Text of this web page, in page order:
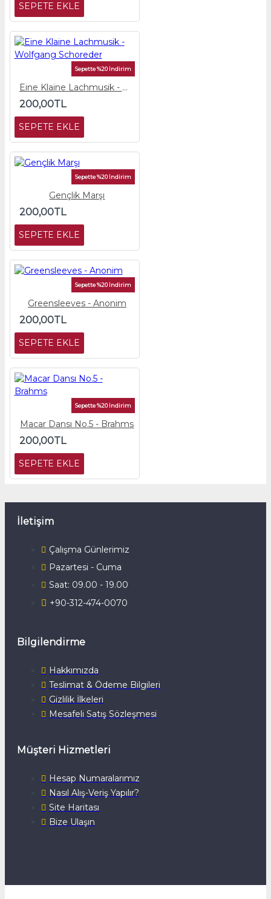
SEPETE EKLE
Sepette %20 İndirim
Eine Klaine Lachmusik - Wolfgang Schoreder
200,00TL
SEPETE EKLE
Sepette %20 İndirim
Gençlik Marşı
200,00TL
SEPETE EKLE
Sepette %20 İndirim
Greensleeves - Anonim
200,00TL
SEPETE EKLE
Sepette %20 İndirim
Macar Dansı No.5 - Brahms
200,00TL
SEPETE EKLE
İletişim
Çalışma Günlerimiz
Pazartesi - Cuma
Saat: 09.00 - 19.00
+90-312-474-0070
Bilgilendirme
Hakkımızda
Teslimat & Ödeme Bilgileri
Gizlilik İlkeleri
Mesafeli Satış Sözleşmesi
Müşteri Hizmetleri
Hesap Numaralarımız
Nasıl Alış-Veriş Yapılır?
Site Haritası
Bize Ulaşın